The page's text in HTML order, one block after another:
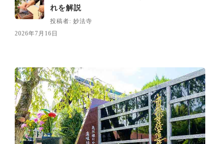
れを解説
投稿者: 妙法寺
2026年7月16日